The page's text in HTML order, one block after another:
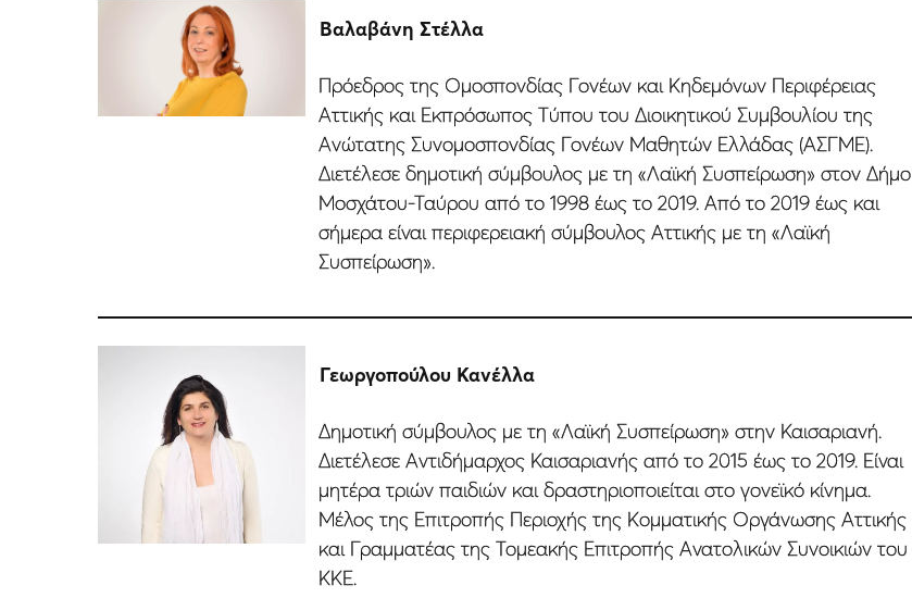
Βαλαβάνη Στέλλα
Πρόεδρος της Οµοσπονδίας Γονέων και Κηδεµόνων Περιφέρειας
Αττικής και Εκπρόσωπος Τύπου του Διοικητικού Συµβουλίου της
Ανώτατης Συνοµοσπονδίας Γονέων Μαθητών Ελλάδας (ΑΣΓΜΕ).
Διετέλεσε δηµοτική σύµβουλος µε τη «Λαϊκή Συσπείρωση» στον Δήµο
Μοσχάτου-Ταύρου από το 1998 έως το 2019. Από το 2019 έως και
σήµερα είναι περιφερειακή σύµβουλος Αττικής µε τη «Λαϊκή
Συσπείρωση».
Γεωργοπούλου Κανέλλα
Δηµοτική σύµβουλος µε τη «Λαϊκή Συσπείρωση» στην Καισαριανή.
Διετέλεσε Αντιδήµαρχος Καισαριανής από το 2015 έως το 2019. Είναι
µητέρα τριών παιδιών και δραστηριοποιείται στο γονεϊκό κίνηµα.
Μέλος της Επιτροπής Περιοχής της Κοµµατικής Οργάνωσης Αττικής
και Γραµµατέας της Τοµεακής Επιτροπής Ανατολικών Συνοικιών του
ΚΚΕ.